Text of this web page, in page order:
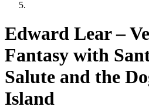
Edward Lear –
Fantasy with
Salute and the
Island